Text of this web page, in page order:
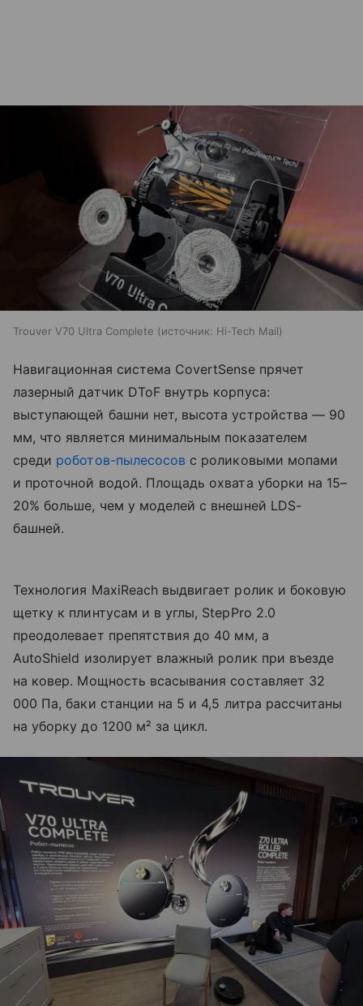
Trouver V70 Ultra Complete источник: Hi-Tech Mail
Навигационная система CovertSense прячет
лазерный датчик DToF внутрь корпуса:
выступающей башни нет, высота устройства — 90
мм, что является минимальным показателем
среди роботов-пылесосов с роликовыми мопами
и проточной водой. Площадь охвата уборки на 15–
20% больше, чем у моделей с внешней LDS-
башней.
Технология MaxiReach выдвигает ролик и боковую
щетку к плинтусам и в углы, StepPro 2.0
преодолевает препятствия до 40 мм, а
AutoShield изолирует влажный ролик при въезде
на ковер. Мощность всасывания составляет 32
000 Па, баки станции на 5 и 4,5 литра рассчитаны
на уборку до 1200 м² за цикл.